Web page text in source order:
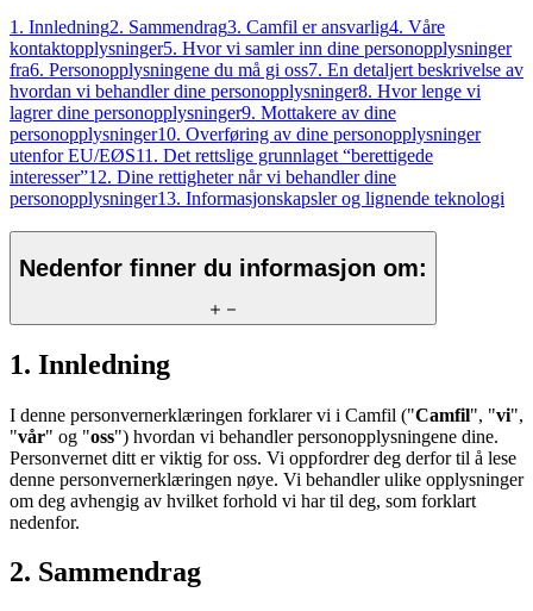
1. Innledning2. Sammendrag3. Camfil er ansvarlig4. Våre
kontaktopplysninger5. Hvor vi samler inn dine personopplysninger
fra6. Personopplysningene du må gi oss7. En detaljert beskrivelse av
hvordan vi behandler dine personopplysninger8. Hvor lenge vi
lagrer dine personopplysninger9. Mottakere av dine
personopplysninger10. Overføring av dine personopplysninger
utenfor EU/EØS11. Det rettslige grunnlaget “berettigede
interesser”12. Dine rettigheter når vi behandler dine
personopplysninger13. Informasjonskapsler og lignende teknologi
Nedenfor finner du informasjon om:
1. Innledning
I denne personvernerklæringen forklarer vi i Camfil ("Camfil", "vi",
"vår" og "oss") hvordan vi behandler personopplysningene dine.
Personvernet ditt er viktig for oss. Vi oppfordrer deg derfor til å lese
denne personvernerklæringen nøye. Vi behandler ulike opplysninger
om deg avhengig av hvilket forhold vi har til deg, som forklart
nedenfor.
2. Sammendrag